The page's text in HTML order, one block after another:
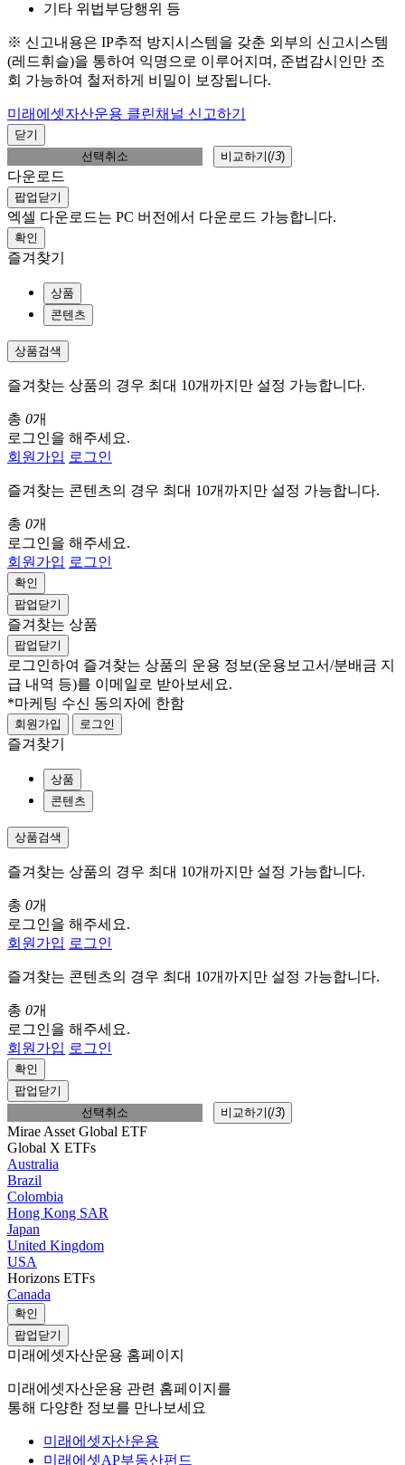
기타 위법부당행위 등
※ 신고내용은 IP추적 방지시스템을 갖춘 외부의 신고시스템
(레드휘슬)을 통하여 익명으로 이루어지며, 준법감시인만 조
회 가능하여 철저하게 비밀이 보장됩니다.
미래에셋자산운용 클린채널 신고하기
닫기
선택취소
비교하기(/3)
다운로드
팝업닫기
엑셀 다운로드는 PC 버전에서 다운로드 가능합니다.
확인
즐겨찾기
상품
콘텐츠
상품검색
즐겨찾는 상품의 경우 최대 10개까지만 설정 가능합니다.
총 0개
로그인을 해주세요.
회원가입 로그인
즐겨찾는 콘텐츠의 경우 최대 10개까지만 설정 가능합니다.
총 0개
로그인을 해주세요.
회원가입 로그인
확인
팝업닫기
즐겨찾는 상품
팝업닫기
로그인하여 즐겨찾는 상품의 운용 정보(운용보고서/분배금 지
급 내역 등)를 이메일로 받아보세요.
*마케팅 수신 동의자에 한함
회원가입 로그인
즐겨찾기
상품
콘텐츠
상품검색
즐겨찾는 상품의 경우 최대 10개까지만 설정 가능합니다.
총 0개
로그인을 해주세요.
회원가입 로그인
즐겨찾는 콘텐츠의 경우 최대 10개까지만 설정 가능합니다.
총 0개
로그인을 해주세요.
회원가입 로그인
확인
팝업닫기
선택취소
비교하기(/3)
Mirae Asset Global ETF
Global X ETFs
Australia
Brazil
Colombia
Hong Kong SAR
Japan
United Kingdom
USA
Horizons ETFs
Canada
확인
팝업닫기
미래에셋자산운용 홈페이지
미래에셋자산운용 관련 홈페이지를
통해 다양한 정보를 만나보세요
미래에셋자산운용
미래에셋AP부동산펀드